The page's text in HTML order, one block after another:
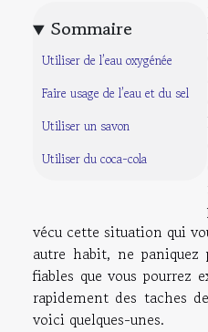
Sommaire
Utiliser de l’eau oxygénée
Faire usage de l’eau et du sel
Utiliser un savon
Utiliser du coca-cola
vécu cette situation qui
autre habit, ne paniquez
fiables que vous pourrez
rapidement des taches
voici quelques-unes.